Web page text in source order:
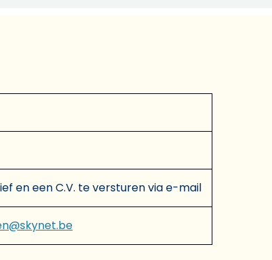
en een C.V. te versturen via e-mail